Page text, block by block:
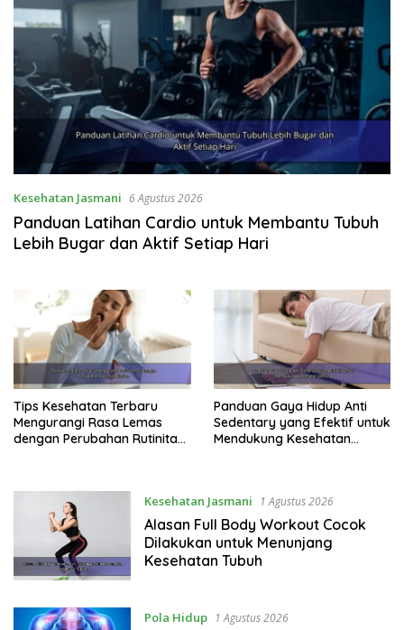
Kesehatan Jasmani 6 Agustus 2026
Panduan Latihan Cardio untuk Membantu Tubuh
Lebih Bugar dan Aktif Setiap Hari
Tips Kesehatan Terbaru
Mengurangi Rasa Lemas
dengan Perubahan Rutinitas
Panduan Gaya Hidup Anti
Sedentary yang Efektif untuk
Mendukung Kesehatan
Kesehatan Jasmani 1 Agustus 2026
Alasan Full Body Workout Cocok
Dilakukan untuk Menunjang
Kesehatan Tubuh
Pola Hidup 1 Agustus 2026